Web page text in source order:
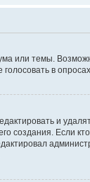
или темы.
в
и
создания. Если